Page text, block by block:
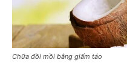
Chữa đồi mồi bằng giấm táo